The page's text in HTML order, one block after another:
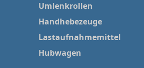
Umlenkrollen
Handhebezeuge
Lastaufnahmemittel
Hubwagen